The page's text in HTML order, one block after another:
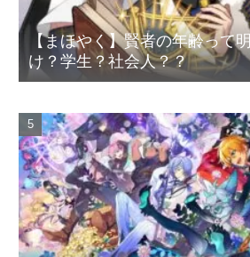
【まほやく】賢者の年齢って
け？学生？社会人？？